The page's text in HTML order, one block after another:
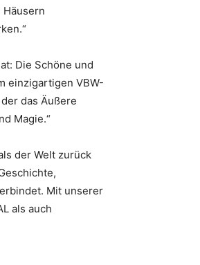
Die Schöne und
einzigartigen VBW-
das Äußere
Magie.“
der Welt zurück
Mit unserer
als auch